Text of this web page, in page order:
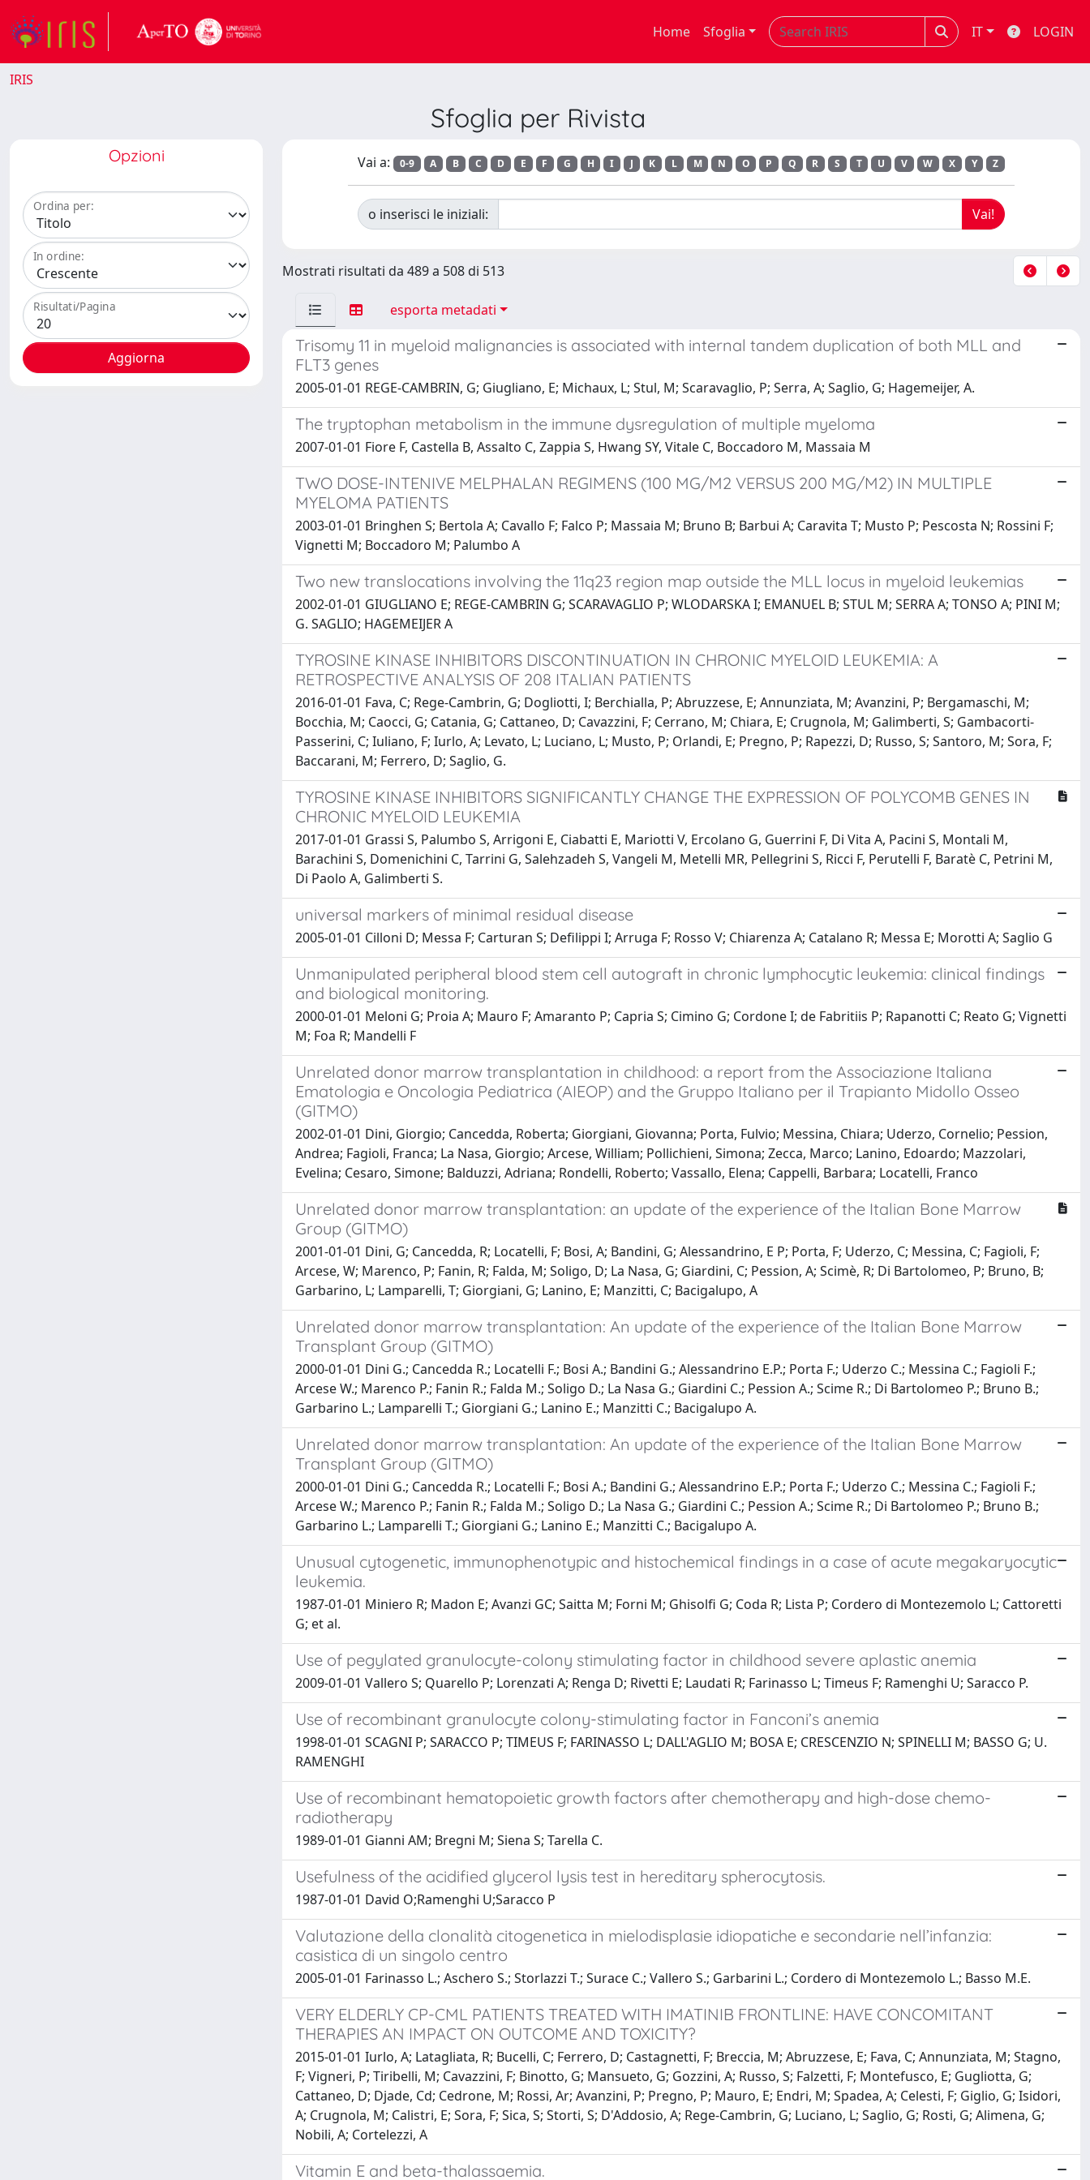
Home Sfoglia IT LOGIN
IRIS
Sfoglia per Rivista
Opzioni
Ordina per:
In ordine:
Risultati/Pagina
Vai a: 0-9 A B C D E F G H I J K L M N O P Q R S T U V W X Y Z
o inserisci le iniziali:
Mostrati risultati da 489 a 508 di 513
esporta metadati
Trisomy 11 in myeloid malignancies is associated with internal tandem duplication of both MLL and
FLT3 genes
2005-01-01 REGE-CAMBRIN, G; Giugliano, E; Michaux, L; Stul, M; Scaravaglio, P; Serra, A; Saglio, G; Hagemeijer, A.
The tryptophan metabolism in the immune dysregulation of multiple myeloma
2007-01-01 Fiore F, Castella B, Assalto C, Zappia S, Hwang SY, Vitale C, Boccadoro M, Massaia M
TWO DOSE-INTENIVE MELPHALAN REGIMENS (100 MG/M2 VERSUS 200 MG/M2) IN MULTIPLE
MYELOMA PATIENTS
2003-01-01 Bringhen S; Bertola A; Cavallo F; Falco P; Massaia M; Bruno B; Barbui A; Caravita T; Musto P; Pescosta N; Rossini F;
Vignetti M; Boccadoro M; Palumbo A
Two new translocations involving the 11q23 region map outside the MLL locus in myeloid leukemias
2002-01-01 GIUGLIANO E; REGE-CAMBRIN G; SCARAVAGLIO P; WLODARSKA I; EMANUEL B; STUL M; SERRA A; TONSO A; PINI M;
G. SAGLIO; HAGEMEIJER A
TYROSINE KINASE INHIBITORS DISCONTINUATION IN CHRONIC MYELOID LEUKEMIA: A
RETROSPECTIVE ANALYSIS OF 208 ITALIAN PATIENTS
2016-01-01 Fava, C; Rege-Cambrin, G; Dogliotti, I; Berchialla, P; Abruzzese, E; Annunziata, M; Avanzini, P; Bergamaschi, M;
Bocchia, M; Caocci, G; Catania, G; Cattaneo, D; Cavazzini, F; Cerrano, M; Chiara, E; Crugnola, M; Galimberti, S; Gambacorti-
Passerini, C; Iuliano, F; Iurlo, A; Levato, L; Luciano, L; Musto, P; Orlandi, E; Pregno, P; Rapezzi, D; Russo, S; Santoro, M; Sora, F;
Baccarani, M; Ferrero, D; Saglio, G.
TYROSINE KINASE INHIBITORS SIGNIFICANTLY CHANGE THE EXPRESSION OF POLYCOMB GENES IN
CHRONIC MYELOID LEUKEMIA
2017-01-01 Grassi S, Palumbo S, Arrigoni E, Ciabatti E, Mariotti V, Ercolano G, Guerrini F, Di Vita A, Pacini S, Montali M,
Barachini S, Domenichini C, Tarrini G, Salehzadeh S, Vangeli M, Metelli MR, Pellegrini S, Ricci F, Perutelli F, Baratè C, Petrini M,
Di Paolo A, Galimberti S.
universal markers of minimal residual disease
2005-01-01 Cilloni D; Messa F; Carturan S; Defilippi I; Arruga F; Rosso V; Chiarenza A; Catalano R; Messa E; Morotti A; Saglio G
Unmanipulated peripheral blood stem cell autograft in chronic lymphocytic leukemia: clinical findings
and biological monitoring.
2000-01-01 Meloni G; Proia A; Mauro F; Amaranto P; Capria S; Cimino G; Cordone I; de Fabritiis P; Rapanotti C; Reato G; Vignetti
M; Foa R; Mandelli F
Unrelated donor marrow transplantation in childhood: a report from the Associazione Italiana
Ematologia e Oncologia Pediatrica (AIEOP) and the Gruppo Italiano per il Trapianto Midollo Osseo
(GITMO)
2002-01-01 Dini, Giorgio; Cancedda, Roberta; Giorgiani, Giovanna; Porta, Fulvio; Messina, Chiara; Uderzo, Cornelio; Pession,
Andrea; Fagioli, Franca; La Nasa, Giorgio; Arcese, William; Pollichieni, Simona; Zecca, Marco; Lanino, Edoardo; Mazzolari,
Evelina; Cesaro, Simone; Balduzzi, Adriana; Rondelli, Roberto; Vassallo, Elena; Cappelli, Barbara; Locatelli, Franco
Unrelated donor marrow transplantation: an update of the experience of the Italian Bone Marrow
Group (GITMO)
2001-01-01 Dini, G; Cancedda, R; Locatelli, F; Bosi, A; Bandini, G; Alessandrino, E P; Porta, F; Uderzo, C; Messina, C; Fagioli, F;
Arcese, W; Marenco, P; Fanin, R; Falda, M; Soligo, D; La Nasa, G; Giardini, C; Pession, A; Scimè, R; Di Bartolomeo, P; Bruno, B;
Garbarino, L; Lamparelli, T; Giorgiani, G; Lanino, E; Manzitti, C; Bacigalupo, A
Unrelated donor marrow transplantation: An update of the experience of the Italian Bone Marrow
Transplant Group (GITMO)
2000-01-01 Dini G.; Cancedda R.; Locatelli F.; Bosi A.; Bandini G.; Alessandrino E.P.; Porta F.; Uderzo C.; Messina C.; Fagioli F.;
Arcese W.; Marenco P.; Fanin R.; Falda M.; Soligo D.; La Nasa G.; Giardini C.; Pession A.; Scime R.; Di Bartolomeo P.; Bruno B.;
Garbarino L.; Lamparelli T.; Giorgiani G.; Lanino E.; Manzitti C.; Bacigalupo A.
Unrelated donor marrow transplantation: An update of the experience of the Italian Bone Marrow
Transplant Group (GITMO)
2000-01-01 Dini G.; Cancedda R.; Locatelli F.; Bosi A.; Bandini G.; Alessandrino E.P.; Porta F.; Uderzo C.; Messina C.; Fagioli F.;
Arcese W.; Marenco P.; Fanin R.; Falda M.; Soligo D.; La Nasa G.; Giardini C.; Pession A.; Scime R.; Di Bartolomeo P.; Bruno B.;
Garbarino L.; Lamparelli T.; Giorgiani G.; Lanino E.; Manzitti C.; Bacigalupo A.
Unusual cytogenetic, immunophenotypic and histochemical findings in a case of acute megakaryocytic
leukemia.
1987-01-01 Miniero R; Madon E; Avanzi GC; Saitta M; Forni M; Ghisolfi G; Coda R; Lista P; Cordero di Montezemolo L; Cattoretti
G; et al.
Use of pegylated granulocyte-colony stimulating factor in childhood severe aplastic anemia
2009-01-01 Vallero S; Quarello P; Lorenzati A; Renga D; Rivetti E; Laudati R; Farinasso L; Timeus F; Ramenghi U; Saracco P.
Use of recombinant granulocyte colony-stimulating factor in Fanconi’s anemia
1998-01-01 SCAGNI P; SARACCO P; TIMEUS F; FARINASSO L; DALL'AGLIO M; BOSA E; CRESCENZIO N; SPINELLI M; BASSO G; U.
RAMENGHI
Use of recombinant hematopoietic growth factors after chemotherapy and high-dose chemo-
radiotherapy
1989-01-01 Gianni AM; Bregni M; Siena S; Tarella C.
Usefulness of the acidified glycerol lysis test in hereditary spherocytosis.
1987-01-01 David O;Ramenghi U;Saracco P
Valutazione della clonalità citogenetica in mielodisplasie idiopatiche e secondarie nell’infanzia:
casistica di un singolo centro
2005-01-01 Farinasso L.; Aschero S.; Storlazzi T.; Surace C.; Vallero S.; Garbarini L.; Cordero di Montezemolo L.; Basso M.E.
VERY ELDERLY CP-CML PATIENTS TREATED WITH IMATINIB FRONTLINE: HAVE CONCOMITANT
THERAPIES AN IMPACT ON OUTCOME AND TOXICITY?
2015-01-01 Iurlo, A; Latagliata, R; Bucelli, C; Ferrero, D; Castagnetti, F; Breccia, M; Abruzzese, E; Fava, C; Annunziata, M; Stagno,
F; Vigneri, P; Tiribelli, M; Cavazzini, F; Binotto, G; Mansueto, G; Gozzini, A; Russo, S; Falzetti, F; Montefusco, E; Gugliotta, G;
Cattaneo, D; Djade, Cd; Cedrone, M; Rossi, Ar; Avanzini, P; Pregno, P; Mauro, E; Endri, M; Spadea, A; Celesti, F; Giglio, G; Isidori,
A; Crugnola, M; Calistri, E; Sora, F; Sica, S; Storti, S; D'Addosio, A; Rege-Cambrin, G; Luciano, L; Saglio, G; Rosti, G; Alimena, G;
Nobili, A; Cortelezzi, A
Vitamin E and beta-thalassaemia.